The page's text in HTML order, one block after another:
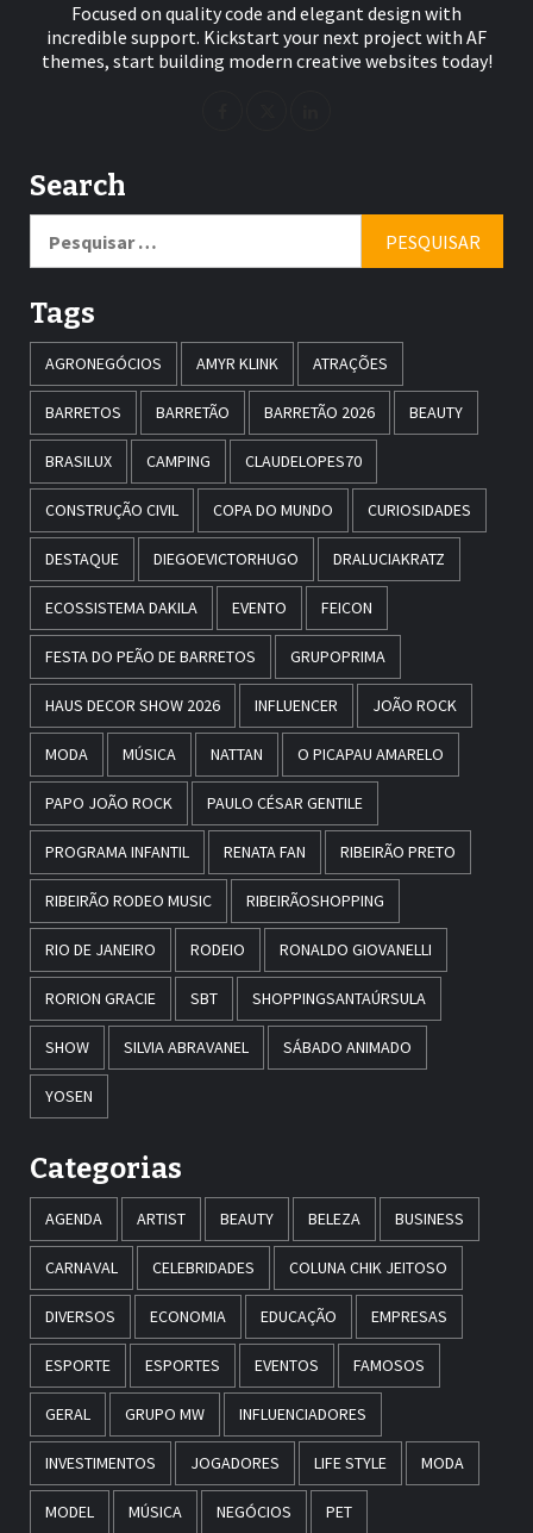
Focused on quality code and elegant design with
incredible support. Kickstart your next project with AF
themes, start building modern creative websites today!
Search
por:
Tags
AGRONEGÓCIOS AMYR KLINK ATRAÇÕES
BARRETOS BARRETÃO BARRETÃO 2026 BEAUTY
BRASILUX CAMPING CLAUDELOPES70
CONSTRUÇÃO CIVIL COPA DO MUNDO CURIOSIDADES
DESTAQUE DIEGOEVICTORHUGO DRALUCIAKRATZ
ECOSSISTEMA DAKILA EVENTO FEICON
FESTA DO PEÃO DE BARRETOS GRUPOPRIMA
HAUS DECOR SHOW 2026 INFLUENCER JOÃO ROCK
MODA MÚSICA NATTAN O PICAPAU AMARELO
PAPO JOÃO ROCK PAULO CÉSAR GENTILE
PROGRAMA INFANTIL RENATA FAN RIBEIRÃO PRETO
RIBEIRÃO RODEO MUSIC RIBEIRÃOSHOPPING
RIO DE JANEIRO RODEIO RONALDO GIOVANELLI
RORION GRACIE SBT SHOPPINGSANTAÚRSULA
SHOW SILVIA ABRAVANEL SÁBADO ANIMADO
YOSEN
Categorias
AGENDA ARTIST BEAUTY BELEZA BUSINESS
CARNAVAL CELEBRIDADES COLUNA CHIK JEITOSO
DIVERSOS ECONOMIA EDUCAÇÃO EMPRESAS
ESPORTE ESPORTES EVENTOS FAMOSOS
GERAL GRUPO MW INFLUENCIADORES
INVESTIMENTOS JOGADORES LIFE STYLE MODA
MODEL MÚSICA NEGÓCIOS PET